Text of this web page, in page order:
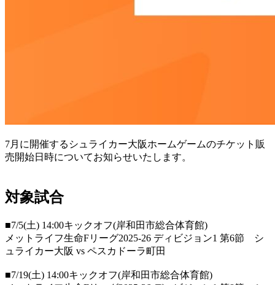
7月に開催するシュライカー大阪ホームゲームのチケット販
売開始日時についてお知らせいたします。
対象試合
■7/5(土) 14:00キックオフ(岸和田市総合体育館)
メットライフ生命Fリーグ2025-26 ディビジョン1 第6節 シ
ュライカー大阪 vs ペスカドーラ町田
■7/19(土) 14:00キックオフ(岸和田市総合体育館)